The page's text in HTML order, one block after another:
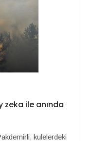
zeka ile anında
kulelerdeki